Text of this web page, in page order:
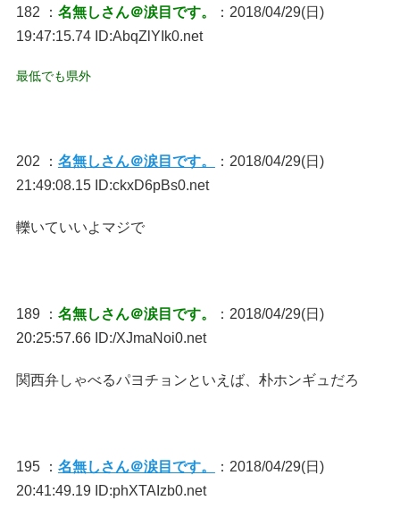
182 ： 名無しさん＠涙目です。
：2018/04/29(日)
19:47:15.74 ID:AbqZlYIk0.net
最低でも県外
202 ： 名無しさん＠涙目です。
：2018/04/29(日)
21:49:08.15 ID:ckxD6pBs0.net
轢いていいよマジで
189 ： 名無しさん＠涙目です。
：2018/04/29(日)
20:25:57.66 ID:/XJmaNoi0.net
関西弁しゃべるパヨチョンといえば、朴ホンギュだろ
195 ： 名無しさん＠涙目です。
：2018/04/29(日)
20:41:49.19 ID:phXTAIzb0.net